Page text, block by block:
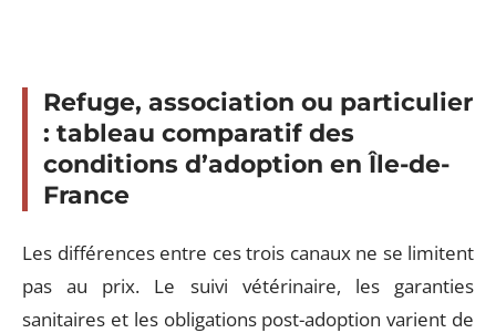
Refuge, association ou particulier
: tableau comparatif des
conditions d’adoption en Île-de-
France
Les différences entre ces trois canaux ne se limitent
pas au prix. Le suivi vétérinaire, les garanties
sanitaires et les obligations post-adoption varient de